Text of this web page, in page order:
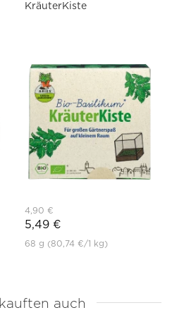
KräuterKiste
4,90 €
5,49 €
68 g (80,74 €/1 kg)
auch